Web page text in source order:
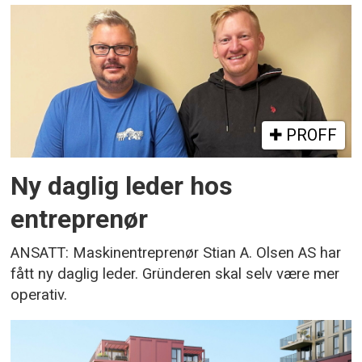
PROFF
Ny daglig leder hos
entreprenør
ANSATT: Maskinentreprenør Stian A. Olsen AS har
fått ny daglig leder. Gründeren skal selv være mer
operativ.